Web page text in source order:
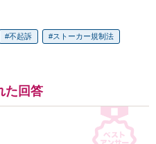
不起訴 ストーカー規制法
た回答